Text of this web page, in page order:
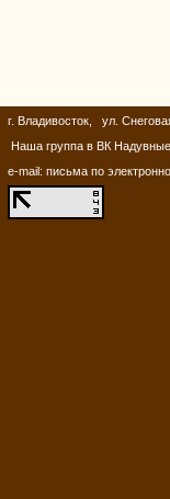
г. Владивосток, ул.
Наша группа в ВК
e-mail: письма по